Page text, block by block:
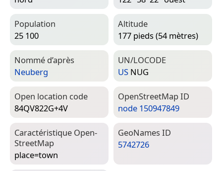
Population
25 100
Altitude
177 pieds (54 mètres)
Nommé d’après
Neuberg
UN/LOCODE
US NUG
Open location code
84QV822G+4V
Open­Street­Map ID
node 150947849
Caractéristique Open­
Street­Map
place=­town
Geo­Names ID
5742726